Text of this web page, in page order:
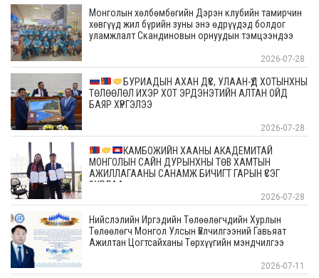
Монголын хөлбөмбөгийн Дэрэн клубийн тамирчин
хөвгүүд жил бүрийн зуны энэ өдрүүдэд болдог
уламжлалт Скандиновын орнуудын тэмцээндээ
2026-07-28
БУРИАДЫН АХАН ДҮҮС, УЛААН-ҮД ХОТЫНХНЫ
ТӨЛӨӨЛӨЛ ИХЭР ХОТ ЭРДЭНЭТИЙН АЛТАН ОЙД
БАЯР ХҮРГЭЛЭЭ
2026-07-28
КАМБОЖИЙН ХААНЫ АКАДЕМИТАЙ
МОНГОЛЫН САЙН ДУРЫНХНЫ ТӨВ ХАМТЫН
АЖИЛЛАГААНЫ САНАМЖ БИЧИГТ ГАРЫН ҮСЭГ
ЗУРЛАА
2026-07-28
Нийслэлийн Иргэдийн Төлөөлөгчдийн Хурлын
Төлөөлөгч Монгол Улсын Үйлчилгээний Гавьяат
Ажилтан Цогтсайханы Төрхүүгийн мэндчилгээ
2026-07-11